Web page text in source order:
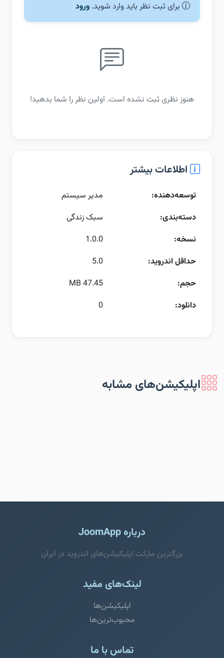
برای ثبت نظر باید وارد شوید. ورود
هنوز نظری ثبت نشده است. اولین نظر را شما بدهید!
اطلاعات بیشتر
توسعه‌دهنده:
مدیر سیستم
دسته‌بندی:
سبک زندگی
نسخه:
1.0.0
حداقل اندروید:
5.0
حجم:
47.45 MB
دانلود:
0
اپلیکیشن‌های مشابه
درباره JoomApp
بزرگترین مارکت اپلیکیشن‌های اندروید در ایران
لینک‌های مفید
اپلیکیشن‌ها
محبوب‌ترین‌ها
تماس با ما